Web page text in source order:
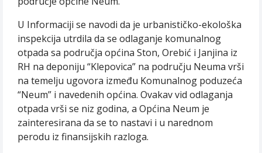
U Informaciji se navodi da je urbanističko-ekološka
inspekcija utrdila da se odlaganje komunalnog
otpada sa područja općina Ston, Orebić i Janjina iz
RH na deponiju “Klepovica” na području Neuma vrši
na temelju ugovora između Komunalnog poduzeća
“Neum” i navedenih općina. Ovakav vid odlaganja
otpada vrši se niz godina, a Općina Neum je
zainteresirana da se to nastavi i u narednom
perodu iz finansijskih razloga.